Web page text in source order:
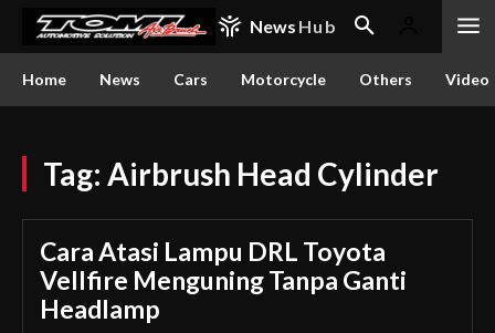
News Hub
Home News Cars Motorcycle Others Video
Tag: Airbrush Head Cylinder
Cara Atasi Lampu DRL Toyota
Vellfire Menguning Tanpa Ganti
Headlamp